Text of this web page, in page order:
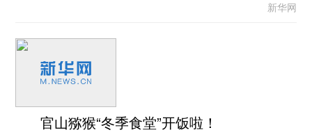
新华网
官山猕猴“冬季食堂”开饭啦！